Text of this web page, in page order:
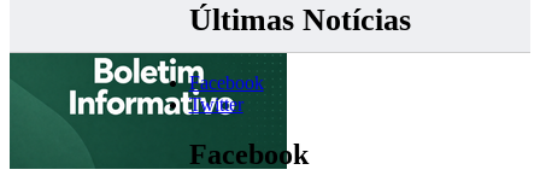
Últimas Notícias
Facebook
Twitter
Facebook